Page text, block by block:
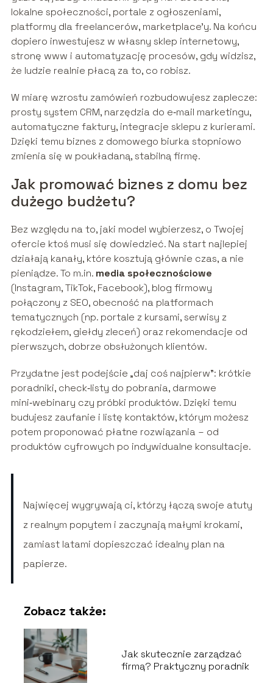
lokalne społeczności, portale z ogłoszeniami,
platformy dla freelancerów, marketplace’y. Na końcu
dopiero inwestujesz w własny sklep internetowy,
stronę www i automatyzację procesów, gdy widzisz,
że ludzie realnie płacą za to, co robisz.
W miarę wzrostu zamówień rozbudowujesz zaplecze:
prosty system CRM, narzędzia do e‑mail marketingu,
automatyczne faktury, integracje sklepu z kurierami.
Dzięki temu biznes z domowego biurka stopniowo
zmienia się w poukładaną, stabilną firmę.
Jak promować biznes z domu bez
dużego budżetu?
Bez względu na to, jaki model wybierzesz, o Twojej
ofercie ktoś musi się dowiedzieć. Na start najlepiej
działają kanały, które kosztują głównie czas, a nie
pieniądze. To m.in. media społecznościowe
(Instagram, TikTok, Facebook), blog firmowy
połączony z SEO, obecność na platformach
tematycznych (np. portale z kursami, serwisy z
rękodziełem, giełdy zleceń) oraz rekomendacje od
pierwszych, dobrze obsłużonych klientów.
Przydatne jest podejście „daj coś najpierw”: krótkie
poradniki, check‑listy do pobrania, darmowe
mini‑webinary czy próbki produktów. Dzięki temu
budujesz zaufanie i listę kontaktów, którym możesz
potem proponować płatne rozwiązania – od
produktów cyfrowych po indywidualne konsultacje.
Najwięcej wygrywają ci, którzy łączą swoje atuty
z realnym popytem i zaczynają małymi krokami,
zamiast latami dopieszczać idealny plan na
papierze.
Zobacz także:
Jak skutecznie zarządzać
firmą? Praktyczny poradnik